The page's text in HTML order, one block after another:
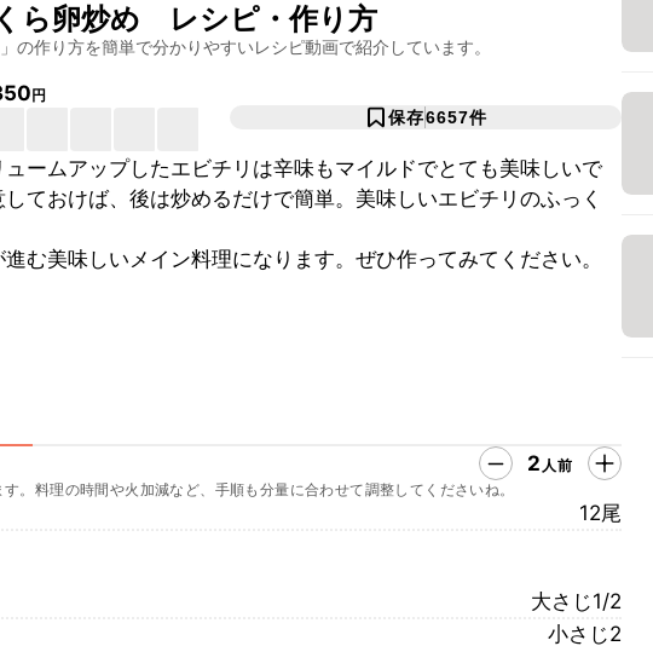
ら卵炒め レシピ・作り方
」の作り方を簡単で分かりやすいレシピ動画で紹介しています。
円
保存6657件
ームアップしたエビチリは辛味もマイルドでとても美味しいで
ておけば、後は炒めるだけで簡単。美味しいエビチリのふっく
む美味しいメイン料理になります。ぜひ作ってみてください。
2 人前
。料理の時間や火加減など、手順も分量に合わせて調整してくださいね。
12尾
大さじ1/2
小さじ2